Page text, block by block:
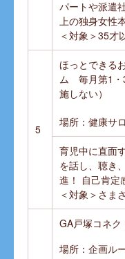
パートや派遣
上の独身女性
＜対象＞35才
5
ほっとできる
ム 毎月第1・
施しない）
場所：健康サ
育児中に直面
を話し、聴き
進！ 自己肯定
＜対象＞さま
GA戸塚コネ
場所：企画ル